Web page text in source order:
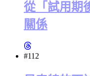
從「試用期
關係
#112